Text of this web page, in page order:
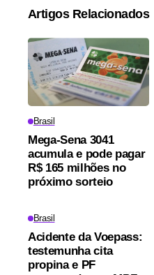
Artigos Relacionados
Brasil
Mega-Sena 3041
acumula e pode pagar
R$ 165 milhões no
próximo sorteio
Brasil
Acidente da Voepass:
testemunha cita
propina e PF